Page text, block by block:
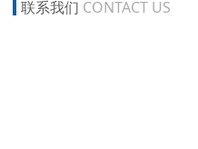
联系我们 CONTACT US